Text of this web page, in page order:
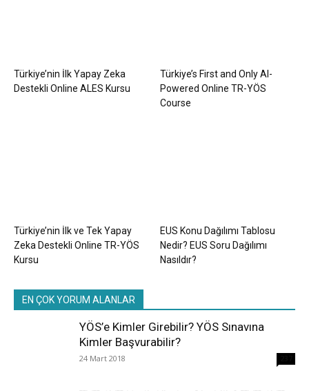
Türkiye’nin İlk Yapay Zeka
Destekli Online ALES Kursu
Türkiye’s First and Only AI-
Powered Online TR-YÖS
Course
Türkiye’nin İlk ve Tek Yapay
Zeka Destekli Online TR-YÖS
Kursu
EUS Konu Dağılımı Tablosu
Nedir? EUS Soru Dağılımı
Nasıldır?
EN ÇOK YORUM ALANLAR
YÖS’e Kimler Girebilir? YÖS Sınavına
Kimler Başvurabilir?
24 Mart 2018